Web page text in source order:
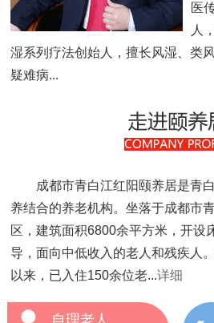
医
人
湿系列疗法创始人，擅长风湿、类
疑难病...
成都市青白江红阳颐养居是青
养结合的养老机构。坐落于成都市
区，建筑面积6800余平方米，开设
导，面向中低收入的老人和残疾人
以来，已入住150余位老...详细
自理老人